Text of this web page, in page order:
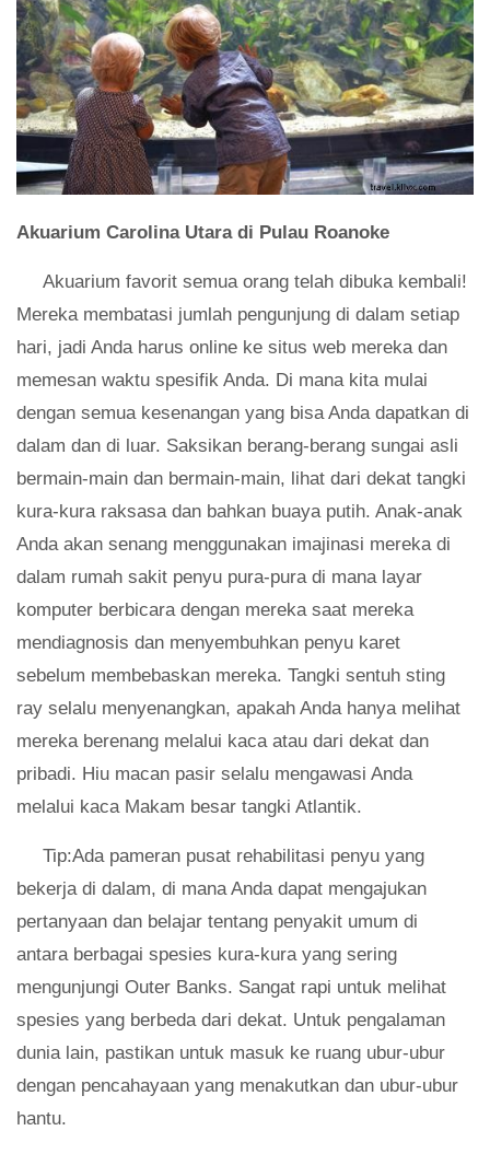
Akuarium Carolina Utara di Pulau Roanoke
Akuarium favorit semua orang telah dibuka kembali!
Mereka membatasi jumlah pengunjung di dalam setiap
hari, jadi Anda harus online ke situs web mereka dan
memesan waktu spesifik Anda. Di mana kita mulai
dengan semua kesenangan yang bisa Anda dapatkan di
dalam dan di luar. Saksikan berang-berang sungai asli
bermain-main dan bermain-main, lihat dari dekat tangki
kura-kura raksasa dan bahkan buaya putih. Anak-anak
Anda akan senang menggunakan imajinasi mereka di
dalam rumah sakit penyu pura-pura di mana layar
komputer berbicara dengan mereka saat mereka
mendiagnosis dan menyembuhkan penyu karet
sebelum membebaskan mereka. Tangki sentuh sting
ray selalu menyenangkan, apakah Anda hanya melihat
mereka berenang melalui kaca atau dari dekat dan
pribadi. Hiu macan pasir selalu mengawasi Anda
melalui kaca Makam besar tangki Atlantik.
Tip:Ada pameran pusat rehabilitasi penyu yang
bekerja di dalam, di mana Anda dapat mengajukan
pertanyaan dan belajar tentang penyakit umum di
antara berbagai spesies kura-kura yang sering
mengunjungi Outer Banks. Sangat rapi untuk melihat
spesies yang berbeda dari dekat. Untuk pengalaman
dunia lain, pastikan untuk masuk ke ruang ubur-ubur
dengan pencahayaan yang menakutkan dan ubur-ubur
hantu.